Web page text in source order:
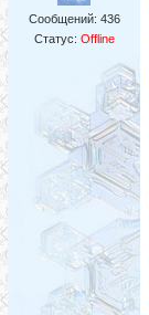
Сообщений: 436
Статус: Offline